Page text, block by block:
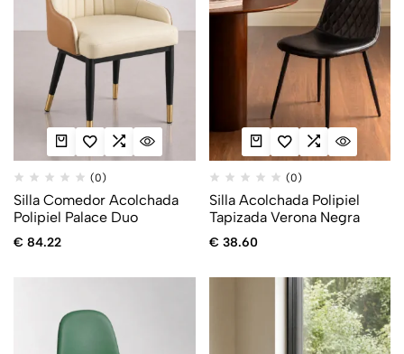
(0)
Silla Comedor Acolchada
Polipiel Palace Duo
€ 84.22
(0)
Silla Acolchada Polipiel
Tapizada Verona Negra
€ 38.60